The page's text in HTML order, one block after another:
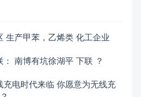
生产甲苯，乙烯类 化工企业
南博有坑徐湖平 下联 ？
电时代来临 你愿意为无线充